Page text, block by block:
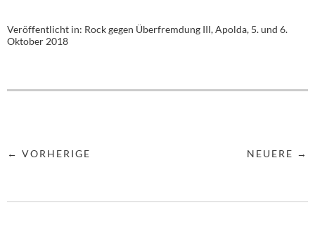
Veröffentlicht in: Rock gegen Überfremdung III, Apolda, 5. und 6.
Oktober 2018
← VORHERIGE NEUERE →